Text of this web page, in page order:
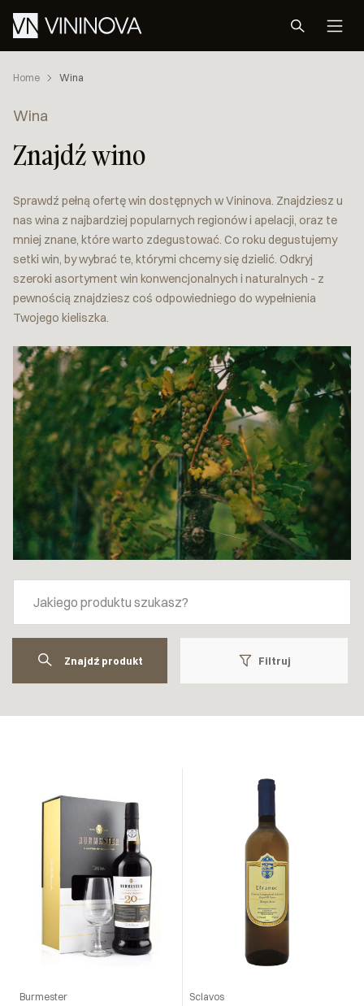
Home Wina
Wina
Znajdź wino
Sprawdź pełną ofertę win dostępnych w Vininova. Znajdziesz u
nas wina z najbardziej popularnych regionów i apelacji, oraz te
mniej znane, które warto zdegustować. Co roku degustujemy
setki win, by wybrać te, którymi chcemy się dzielić. Odkryj
szeroki asortyment win konwencjonalnych i naturalnych - z
pewnością znajdziesz coś odpowiedniego do wypełnienia
Twojego kieliszka.
Znajdź produkt Filtruj
Burmester Sclavos